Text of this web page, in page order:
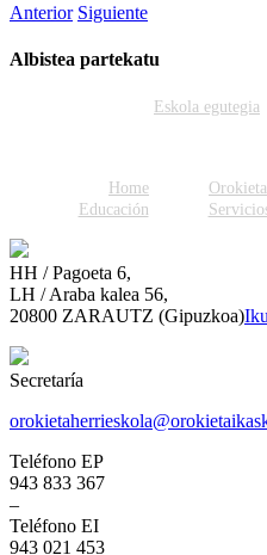
Anterior Siguiente
Albistea partekatu
Eskola egutegia
Home Orokieta
Educación
HH / Pagoeta 6,
LH / Araba kalea 56,
20800 ZARAUTZ (Gipuzkoa)
Secretaría
Teléfono EP
943 833 367
–
Teléfono EI
943 021 453